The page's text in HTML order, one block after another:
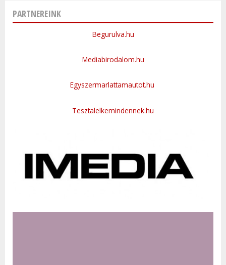
PARTNEREINK
Begurulva.hu
Mediabirodalom.hu
Egyszermarlattamautot.hu
Tesztalelkemindennek.hu